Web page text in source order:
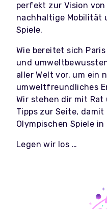
perfekt zur Vision
nachhaltige Mobilität
Spiele.
Wie bereitet sich
und
aller Welt vor, um ein
umweltfreundliches
Wir stehen dir mit
Tipps zur Seite,
Olympischen Spiele
Legen wir los …